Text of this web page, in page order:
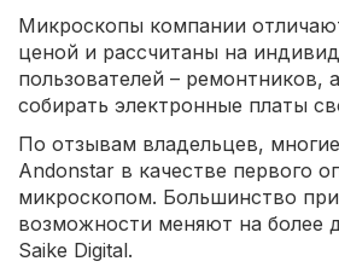
Микроскопы компании
ценой и рассчитаны на
пользователей – ремонтников,
собирать электронные платы
По отзывам владельцев,
Andonstar в качестве первого
микроскопом. Большинство
возможности меняют на более
Saike Digital.